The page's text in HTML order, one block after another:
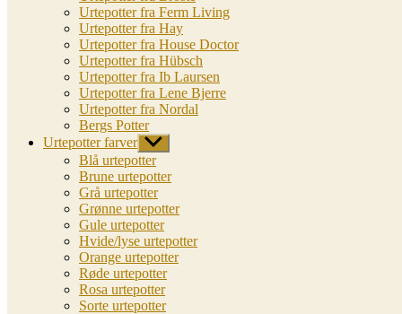
Urtepotter fra Ferm Living
Urtepotter fra Hay
Urtepotter fra House Doctor
Urtepotter fra Hübsch
Urtepotter fra Ib Laursen
Urtepotter fra Lene Bjerre
Urtepotter fra Nordal
Bergs Potter
Urtepotter farver Vis
undermenu
Blå urtepotter
Brune urtepotter
Grå urtepotter
Grønne urtepotter
Gule urtepotter
Hvide/lyse urtepotter
Orange urtepotter
Røde urtepotter
Rosa urtepotter
Sorte urtepotter